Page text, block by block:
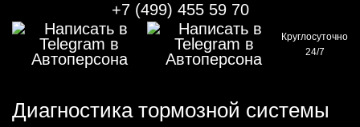
+7 (499) 455 59 70
Круглосуточно
24/7
Диагностика тормозной системы